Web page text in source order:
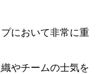
において非常に重
やチームの士気を